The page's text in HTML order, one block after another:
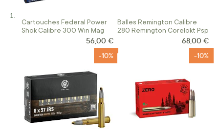
Cartouches Federal Power
Shok Calibre 300 Win Mag
56,00 €
Balles Remington Calibre
280 Remington Corelokt Psp
68,00 €
-10% -10%